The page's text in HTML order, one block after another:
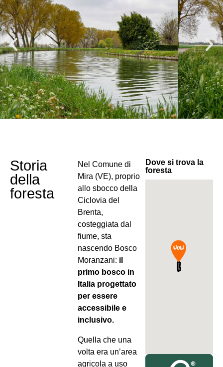
Storia
della
foresta
Nel Comune di
Mira (VE), proprio
allo sbocco della
Ciclovia del
Brenta,
costeggiata dal
fiume, sta
nascendo Bosco
Moranzani: il
primo bosco in
Italia progettato
per essere
accessibile e
inclusivo.
Quella che una
volta era un’area
agricola a uso
Dove si trova la
foresta